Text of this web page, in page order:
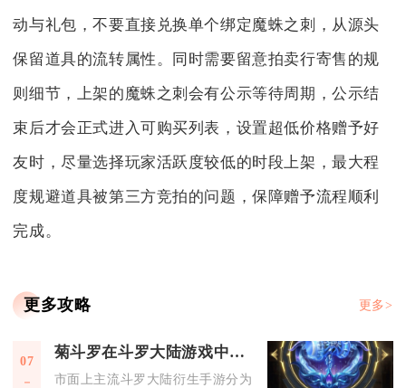
动与礼包，不要直接兑换单个绑定魔蛛之刺，从源头
保留道具的流转属性。同时需要留意拍卖行寄售的规
则细节，上架的魔蛛之刺会有公示等待周期，公示结
束后才会正式进入可购买列表，设置超低价格赠予好
友时，尽量选择玩家活跃度较低的时段上架，最大程
度规避道具被第三方竞拍的问题，保障赠予流程顺利
完成。
更多攻略 更多>
07 菊斗罗在斗罗大陆游戏中的获取方式是什么
市面上主流斗罗大陆衍生手游分为斗罗大陆H5、武魂觉醒、